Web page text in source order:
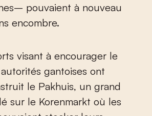
pouvaient à nouveau
encombre.
visant à encourager le
gantoises ont
le Pakhuis, un grand
sur le Korenmarkt où les